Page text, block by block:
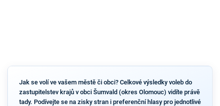
Jak se volí ve vašem městě či obci? Celkové výsledky voleb do
zastupitelstev krajů v obci Šumvald (okres Olomouc) vidíte právě
tady. Podívejte se na zisky stran i preferenční hlasy pro jednotlivé